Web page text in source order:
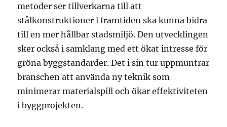
metoder ser tillverkarna till att
stålkonstruktioner i framtiden ska kunna bidra
till en mer hållbar stadsmiljö. Den utvecklingen
sker också i samklang med ett ökat intresse för
gröna byggstandarder. Det i sin tur uppmuntrar
branschen att använda ny teknik som
minimerar materialspill och ökar effektiviteten
i byggprojekten.